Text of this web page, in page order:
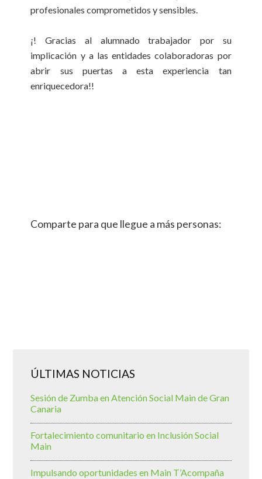
profesionales comprometidos y sensibles.
¡! Gracias al alumnado trabajador por su
implicación y a las entidades colaboradoras por
abrir sus puertas a esta experiencia tan
enriquecedora!!
Comparte para que llegue a más personas:
ÚLTIMAS NOTICIAS
Sesión de Zumba en Atención Social Main de Gran
Canaria
Fortalecimiento comunitario en Inclusión Social
Main
Impulsando oportunidades en Main T’Acompaña